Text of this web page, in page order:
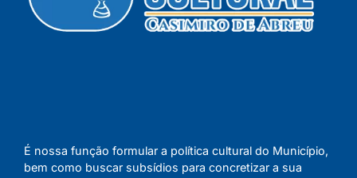
É nossa função formular a política cultural do Município,
bem como buscar subsídios para concretizar a sua